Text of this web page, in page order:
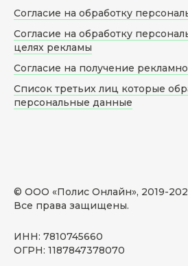
© ООО «Полис Онлайн», 2019-
Все права защищены.
ИНН: 7810745660
ОГРН: 1187847378070
Согласие на обработку
Согласие на обработку
целях рекламы
Согласие на получение
Список третьих лиц которые
персональные данные